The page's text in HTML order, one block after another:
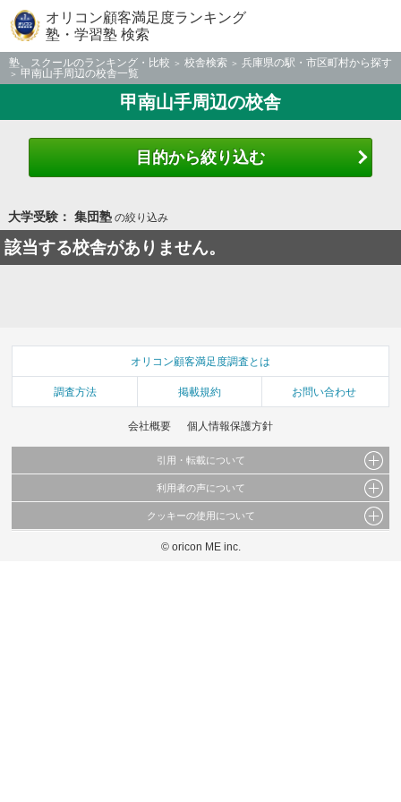
オリコン顧客満足度ランキング
塾・学習塾 検索
塾、スクールのランキング・比較 校舎検索
兵庫県の駅・市区町村から探す
甲南山手周辺の校舎一覧
甲南山手周辺の校舎
目的から絞り込む
大学受験： 集団塾の絞り込み
該当する校舎がありません。
オリコン顧客満足度調査とは
調査方法 掲載規約 お問い合わせ
会社概要 個人情報保護方針
引用・転載について
当サイトで公開されている情報（文字、写真、イラスト、画像データ等）及びこれらの配
これらの情報を権利者の許可なく無断転載・複製などの二次利用を行うことは固く禁じて
利用者の声について
当サイトに掲載している内容はすべてサービスの利用者が提出された見解・感想です。
弊社の見解・ 意見ではないことをご理解いただいた上でご覧ください。
クッキーの使用について
このサイトでは Cookie を使用して、ユーザーに合わせたコンテンツや広告の表示、ソー
© oricon ME inc.